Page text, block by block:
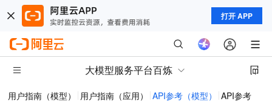
打开 APP
大模型服务平台百炼
用户指南（模型） 用户指南（应用） API参考（模型） API参考（应